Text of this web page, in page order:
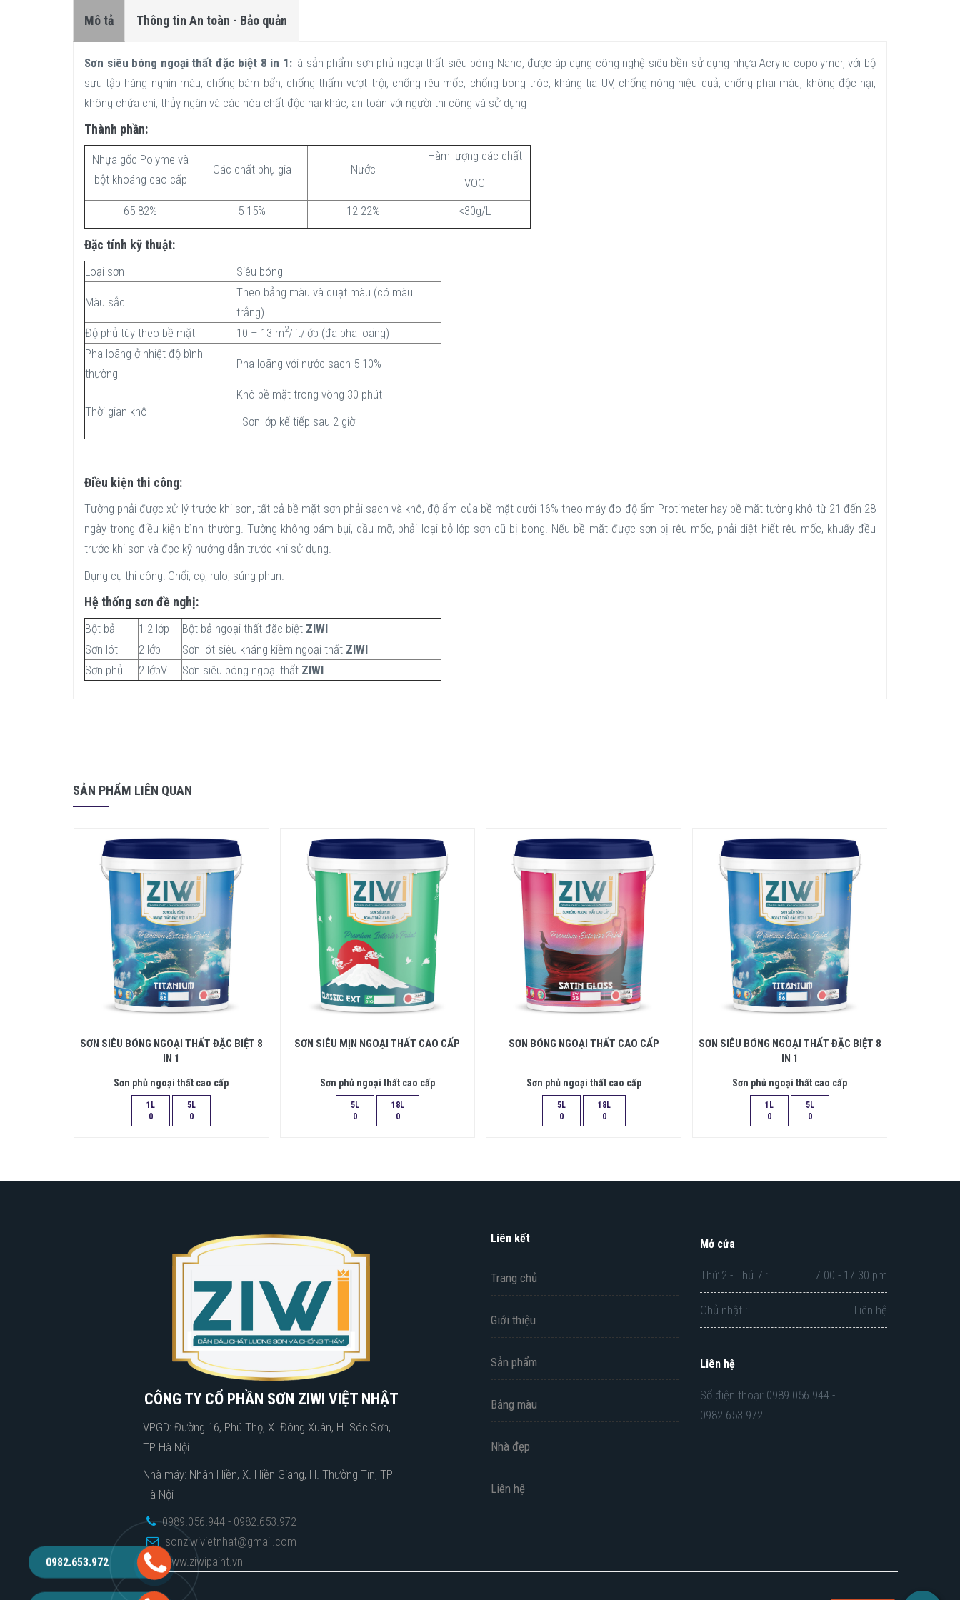
Mô tả Thông tin An toàn - Bảo quản
Sơn siêu bóng ngoại thất đặc biệt 8 in 1: là sản phẩm sơn phủ ngoại thất siêu bóng Nano, được áp dụng công nghệ siêu bền sử dụng nhựa Acrylic copolymer, với bộ
sưu tập hàng nghìn màu, chống bám bẩn, chống thấm vượt trội, chống rêu mốc, chống bong tróc, kháng tia UV, chống nóng hiệu quả, chống phai màu, không độc hại,
không chứa chì, thủy ngân và các hóa chất độc hại khác, an toàn với người thi công và sử dụng
Thành phần:
Nhựa gốc Polyme và
bột khoáng cao cấp
Các chất phụ gia Nước
Hàm lượng các chất
VOC
65-82%
5-15% 12-22% <30g/L
Đặc tính kỹ thuật:
Loại sơn Siêu bóng
Màu sắc
Theo bảng màu và quạt màu (có màu
trắng)
Độ phủ tùy theo bề mặt
10 – 13 m2/lít/lớp (đã pha loãng)
Pha loãng ở nhiệt độ bình
thường
Pha loãng với nước sạch 5-10%
Thời gian khô
Khô bề mặt trong vòng 30 phút
Sơn lớp kế tiếp sau 2 giờ
Điều kiện thi công:
Tường phải được xử lý trước khi sơn, tất cả bề mặt sơn phải sạch và khô, độ ẩm của bề mặt dưới 16% theo máy đo độ ẩm Protimeter hay bề mặt tường khô từ 21 đến 28
ngày trong điều kiện bình thường. Tường không bám bụi, dầu mỡ, phải loại bỏ lớp sơn cũ bị bong. Nếu bề mặt được sơn bị rêu mốc, phải diệt hiết rêu mốc, khuấy đều
trước khi sơn và đọc kỹ hướng dẫn trước khi sử dụng.
Dụng cụ thi công: Chổi, cọ, rulo, súng phun.
Hệ thống sơn đề nghị:
Bột bả 1-2 lớp Bột bả ngoại thất đặc biệt ZIWI
Sơn lót
2 lớp Sơn lót siêu kháng kiềm ngoại thất ZIWI
Sơn phủ
2 lớpV Sơn siêu bóng ngoại thất ZIWI
SẢN PHẨM LIÊN QUAN
SƠN SIÊU BÓNG NGOẠI THẤT ĐẶC BIỆT 8
IN 1
Sơn phủ ngoại thất cao cấp
1L
0
5L
0
SƠN SIÊU MỊN NGOẠI THẤT CAO CẤP
Sơn phủ ngoại thất cao cấp
5L
0
18L
0
SƠN BÓNG NGOẠI THẤT CAO CẤP
Sơn phủ ngoại thất cao cấp
5L
0
18L
0
SƠN SIÊU BÓNG NGOẠI THẤT ĐẶC BIỆT 8
IN 1
Sơn phủ ngoại thất cao cấp
1L
0
5L
0
CÔNG TY CỔ PHẦN SƠN ZIWI VIỆT NHẬT
VPGD: Đường 16, Phú Thọ, X. Đông Xuân, H. Sóc Sơn,
TP Hà Nội
Nhà máy: Nhân Hiền, X. Hiền Giang, H. Thường Tín, TP
Hà Nội
0989.056.944 - 0982.653.972
sonziwivietnhat@gmail.com
www.ziwipaint.vn
Liên kết
Trang chủ
Giới thiệu
Sản phẩm
Bảng màu
Nhà đẹp
Liên hệ
Mở cửa
Thứ 2 - Thứ 7 : 7.00 - 17.30 pm
Chủ nhật : Liên hệ
Liên hệ
Số điện thoại: 0989.056.944 -
0982.653.972
0982.653.972